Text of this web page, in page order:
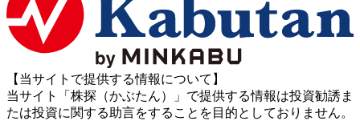
【当サイトで提供する情報について】
当サイト「株探（かぶたん）」で提供する情報は投資勧誘ま
たは投資に関する助言をすることを目的としておりません。